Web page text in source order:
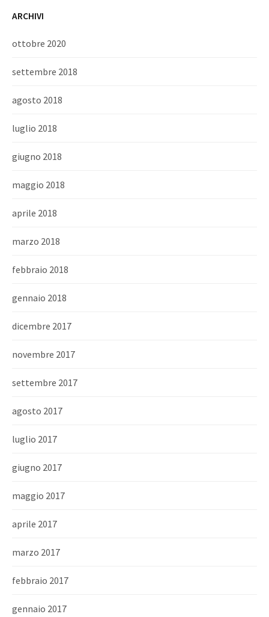
ARCHIVI
ottobre 2020
settembre 2018
agosto 2018
luglio 2018
giugno 2018
maggio 2018
aprile 2018
marzo 2018
febbraio 2018
gennaio 2018
dicembre 2017
novembre 2017
settembre 2017
agosto 2017
luglio 2017
giugno 2017
maggio 2017
aprile 2017
marzo 2017
febbraio 2017
gennaio 2017